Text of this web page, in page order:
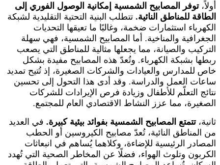
أولاً،توفر المصابيح الشمسية إمكانية الوصول الفوري إلى
الطاقة للمناطق النائية. تتطلب البنية التحتية التقليدية لشبكة
الكهرباء استثمارات ضخمة، وغالبًا ما تعيقها التحديات
الجغرافية والمناخية. أما المصابيح الشمسية، فهي سهلة
التركيب والصيانة، مما يجعلها مثالية للمناطق التي يصعب
ربطها بشبكة الكهرباء. وتُعدّ هذه المصابيح مفيدة بشكل
خاص للمدارس والعيادات والشركات الصغيرة، إذ تُتيح تمديد
ساعات العمل والدراسة. وقد أدى هذا التحول إلى تحسين
نتائج التعلّم للأطفال وزيادة فرص الإيرادات للشركات
الصغيرة، مما عزز النشاط الاقتصادي العام للمجتمع.
ثانية،تتمتع المصابيح الشمسية بفوائد بيئية كبيرة. في العديد
من المناطق النائية، تُعدّ مصابيح الكيروسين أو الحطب
المصادر الرئيسية للإضاءة، وكلاهما يُساهم في انبعاثات
الكربون وتلوث الهواء، فضلًا عن المخاطر الصحية التي تُهدد